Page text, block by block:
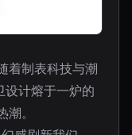
着制表科技与潮
设计熔于一炉的
。